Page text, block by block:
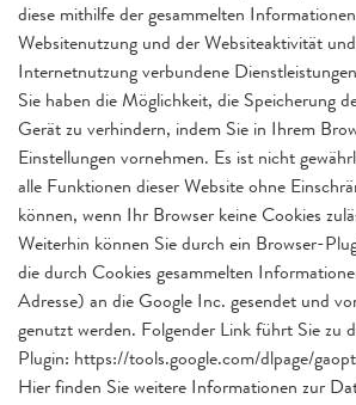
diese mithilfe der gesammelten
Websitenutzung und der Websiteaktivität
Internetnutzung verbundene
Sie haben die Möglichkeit, die Speicherung
Gerät zu verhindern, indem Sie in Ihrem
Einstellungen vornehmen. Es ist nicht
alle Funktionen dieser Website ohne
können, wenn Ihr Browser keine Cookies
Weiterhin können Sie durch ein Browser-
die durch Cookies gesammelten
Adresse) an die Google Inc. gesendet und
genutzt werden. Folgender Link führt Sie zu
Plugin: https://tools.google.com/dlpage/
Hier finden Sie weitere Informationen zur